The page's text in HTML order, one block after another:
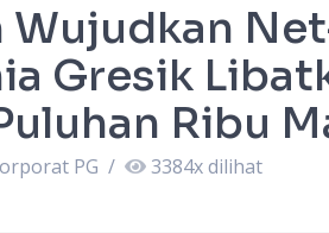
Wujudkan
Gresik
Ribu
PG / 3384x dilihat